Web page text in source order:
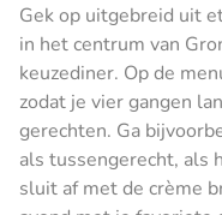
Gek op uitgebreid uit
in het centrum van
keuzediner. Op de
zodat je vier gangen
gerechten. Ga
als tussengerecht, als
sluit af met de crème